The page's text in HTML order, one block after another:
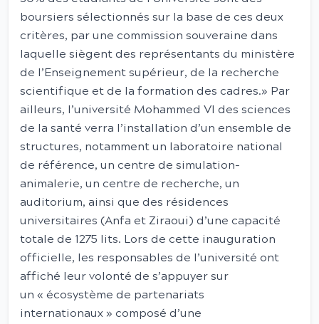
boursiers sélectionnés sur la base de ces deux
critères, par une commission souveraine dans
laquelle siègent des représentants du ministère
de l’Enseignement supérieur, de la recherche
scientifique et de la formation des cadres.» Par
ailleurs, l’université Mohammed VI des sciences
de la santé verra l’installation d’un ensemble de
structures, notamment un laboratoire national
de référence, un centre de simulation-
animalerie, un centre de recherche, un
auditorium, ainsi que des résidences
universitaires (Anfa et Ziraoui) d’une capacité
totale de 1275 lits. Lors de cette inauguration
officielle, les responsables de l’université ont
affiché leur volonté de s’appuyer sur
un « écosystème de partenariats
internationaux » composé d’une